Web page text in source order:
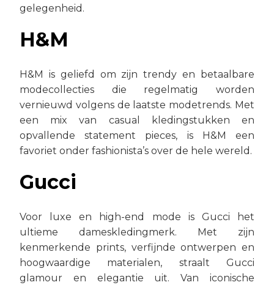
gelegenheid.
H&M
H&M is geliefd om zijn trendy en betaalbare
modecollecties die regelmatig worden
vernieuwd volgens de laatste modetrends. Met
een mix van casual kledingstukken en
opvallende statement pieces, is H&M een
favoriet onder fashionista’s over de hele wereld.
Gucci
Voor luxe en high-end mode is Gucci het
ultieme dameskledingmerk. Met zijn
kenmerkende prints, verfijnde ontwerpen en
hoogwaardige materialen, straalt Gucci
glamour en elegantie uit. Van iconische